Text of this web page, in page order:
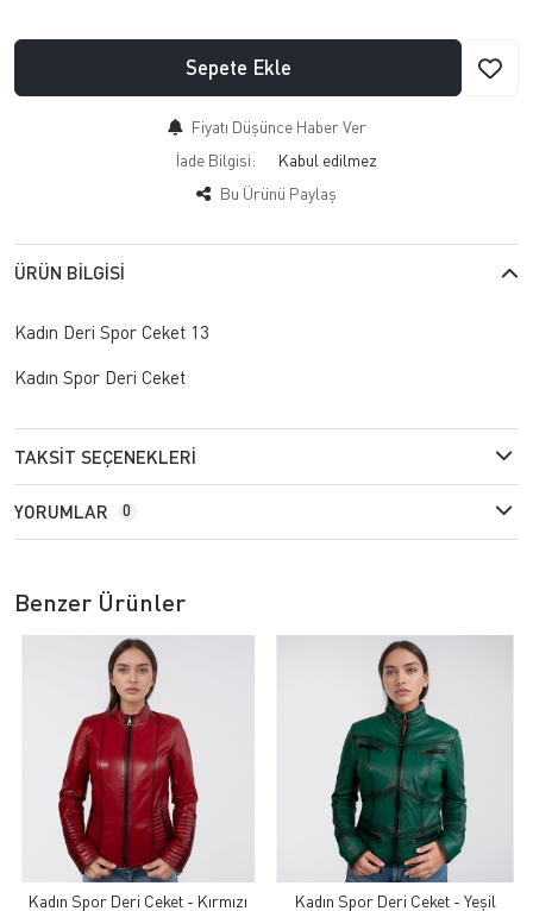
Sepete Ekle
Fiyatı Düşünce Haber Ver
İade Bilgisi:
Bu Ürünü Paylaş
ÜRÜN BILGISI
Kadın Deri Spor Ceket 13
Kadın Spor Deri Ceket
TAKSIT SEÇENEKLERI
YORUMLAR 0
Benzer Ürünler
Kadın Spor Deri Ceket - Kırmızı Kadın Spor Deri Ceket - Yeşil